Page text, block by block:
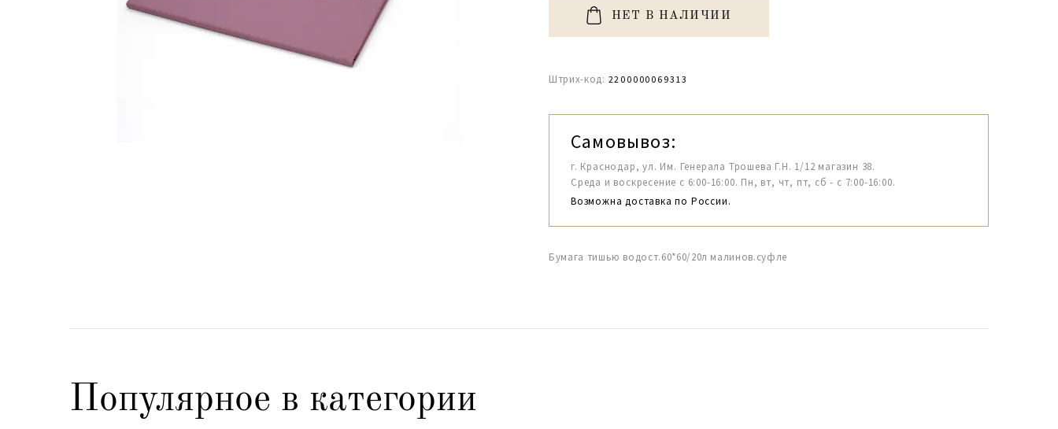
НЕТ В НАЛИЧИИ
Штрих-код: 2200000069313
Самовывоз:
г. Краснодар, ул. Им. Генерала Трошева Г.Н. 1/12 магазин 38.
Среда и воскресение с 6:00-16:00. Пн, вт, чт, пт, сб - с 7:00-16:00.
Возможна доставка по России.
Бумага тишью водост.60*60/20л малинов.суфле
Популярное в категории